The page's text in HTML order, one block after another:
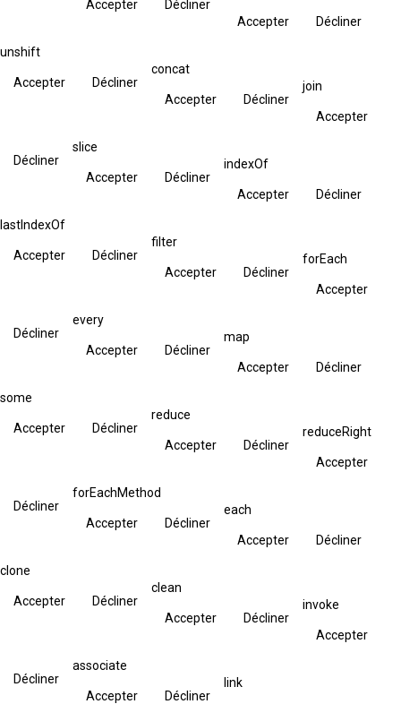
Accepter
Décliner
Accepter
Décliner
unshift
Accepter Décliner
concat
Accepter Décliner
join
Accepter
Décliner
slice
Accepter Décliner
indexOf
Accepter Décliner
lastIndexOf
Accepter Décliner
filter
Accepter Décliner
forEach
Accepter
Décliner
every
Accepter Décliner
map
Accepter Décliner
some
Accepter Décliner
reduce
Accepter Décliner
reduceRight
Accepter
Décliner
forEachMethod
Accepter Décliner
each
Accepter Décliner
clone
Accepter Décliner
clean
Accepter Décliner
invoke
Accepter
Décliner
associate
Accepter Décliner
link